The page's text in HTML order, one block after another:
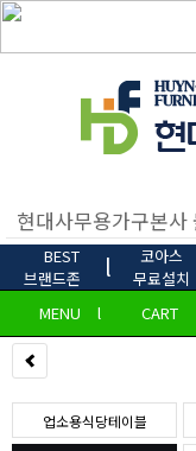
BEST
브랜드존
l
코아스
무료설치
MENU
l CART
업소용식당테이블